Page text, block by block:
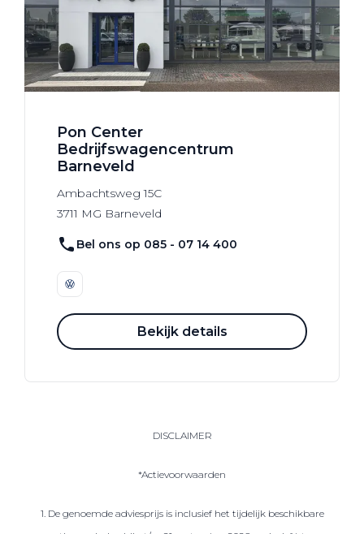
Pon Center
Bedrijfswagencentrum
Barneveld
Ambachtsweg 15C
3711 MG Barneveld
Bel ons op 085 - 07 14 400
Bekijk details
DISCLAIMER
*Actievoorwaarden
1. De genoemde adviesprijs is inclusief het tijdelijk beschikbare